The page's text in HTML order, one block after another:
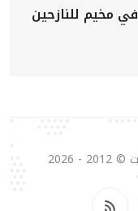
مخيم للنازحين
2026